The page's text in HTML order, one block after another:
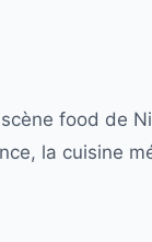
food de
la cuisine